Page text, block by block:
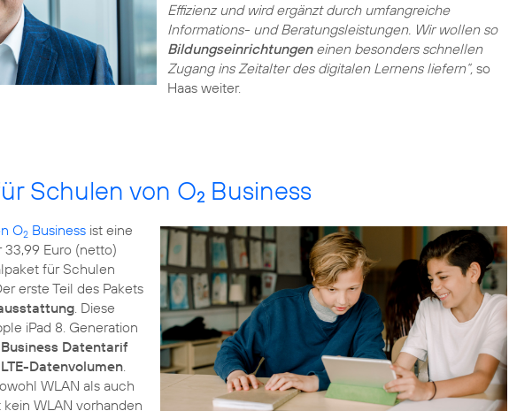
Effizienz und wird ergänzt durch umfangreiche
Informations- und Beratungsleistungen. Wir wollen so
Bildungseinrichtungeneinen besonders schnellen
Zugang ins Zeitalter des digitalen Lernens liefern“,so
Haas weiter.
Schulen von O2 Business
O2 Business ist eine
Euro (netto)
für Schulen
erste Teil des Pakets
. Diese
iPad 8. Generation
Business Datentarif
Datenvolumen.
WLAN als auch
WLAN vorhanden